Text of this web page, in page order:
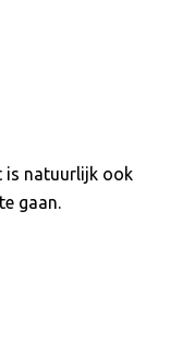
is natuurlijk ook
gaan.